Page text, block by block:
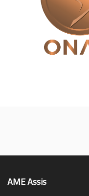
AME Assis